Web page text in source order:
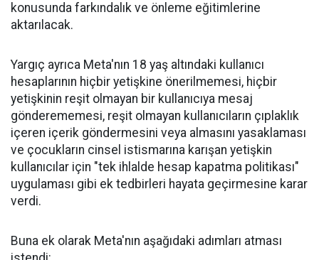
konusunda farkındalık ve önleme eğitimlerine
aktarılacak.
Yargıç ayrıca Meta'nın 18 yaş altındaki kullanıcı
hesaplarının hiçbir yetişkine önerilmemesi, hiçbir
yetişkinin reşit olmayan bir kullanıcıya mesaj
gönderememesi, reşit olmayan kullanıcıların çıplaklık
içeren içerik göndermesini veya almasını yasaklaması
ve çocukların cinsel istismarına karışan yetişkin
kullanıcılar için "tek ihlalde hesap kapatma politikası"
uygulaması gibi ek tedbirleri hayata geçirmesine karar
verdi.
Buna ek olarak Meta'nın aşağıdaki adımları atması